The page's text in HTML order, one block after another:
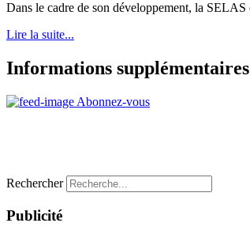
Dans le cadre de son développement, la
Lire la suite...
Informations supplémentaires
Abonnez-vous
Rechercher
Publicité